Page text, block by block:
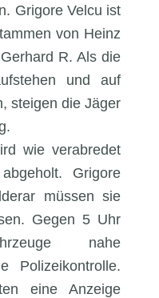
Grigore Velcu ist
von Heinz
R. Als die
und auf
steigen die Jäger
wie verabredet
Grigore
müssen sie
Gegen 5 Uhr
nahe
Polizeikontrolle.
eine Anzeige